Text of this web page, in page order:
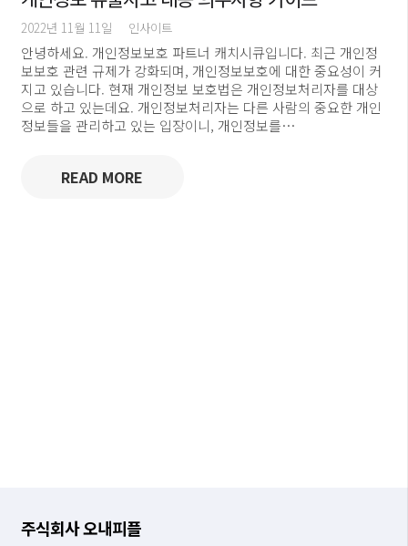
2022년 11월 11일 인사이트
안녕하세요. 개인정보보호 파트너 캐치시큐입니다. 최근 개인정
보보호 관련 규제가 강화되며, 개인정보보호에 대한 중요성이 커
지고 있습니다. 현재 개인정보 보호법은 개인정보처리자를 대상
으로 하고 있는데요. 개인정보처리자는 다른 사람의 중요한 개인
정보들을 관리하고 있는 입장이니, 개인정보를…
READ MORE
주식회사 오내피플